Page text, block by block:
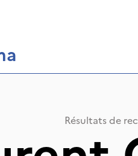
Résultats de